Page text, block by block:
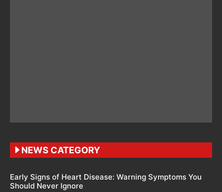
NEWS CATEGORY
Early Signs of Heart Disease: Warning Symptoms You
Should Never Ignore